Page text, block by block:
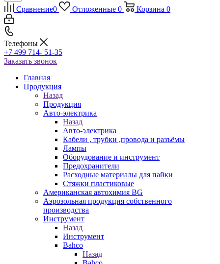
Сравнение0 Отложенные 0 Корзина 0
Телефоны
+7 499 714- 51-35
Заказать звонок
Главная
Продукция
Назад
Продукция
Авто-электрика
Назад
Авто-электрика
Кабели , трубки ,провода и разъёмы
Лампы
Оборудование и инструмент
Предохранители
Расходные материалы для пайки
Стяжки пластиковые
Американская автохимия BG
Аэрозольная продукция собственного
производства
Инструмент
Назад
Инструмент
Bahco
Назад